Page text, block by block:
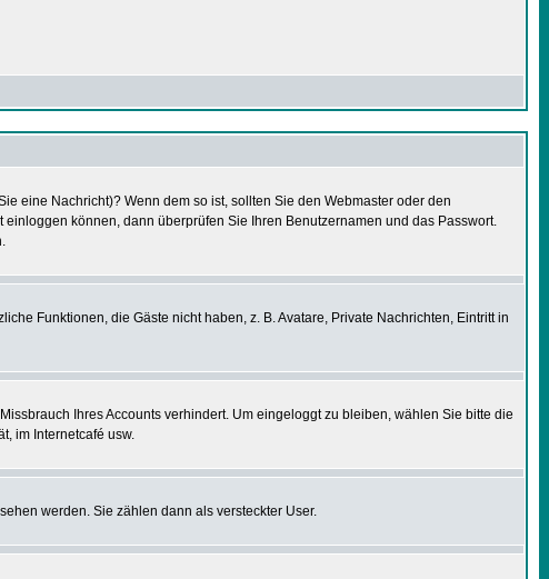
eine Nachricht)? Wenn dem so ist, sollten Sie den Webmaster oder den
können, dann überprüfen Sie Ihren Benutzernamen und das Passwort.
Funktionen, die Gäste nicht haben, z. B. Avatare, Private Nachrichten, Eintritt in
Ihres Accounts verhindert. Um eingeloggt zu bleiben, wählen Sie bitte die
im Internetcafé usw.
werden. Sie zählen dann als versteckter User.